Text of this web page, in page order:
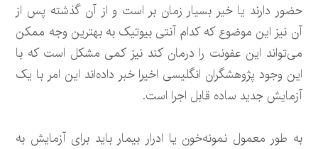
حضور دارند یا خیر بسیار زمان بر است و از آن گذشته پس از
آن نیز این موضوع که کدام آنتی بیوتیک به بهترین وجه ممکن
می‌تواند این عفونت را درمان کند نیز کمی مشکل است که با
این وجود پژوهشگران انگلیسی اخیرا خبر داده‌اند این امر با یک
آزمایش جدید ساده قابل اجرا است.
به طور معمول نمونه‌خون یا ادرار بیمار باید برای آزمایش به